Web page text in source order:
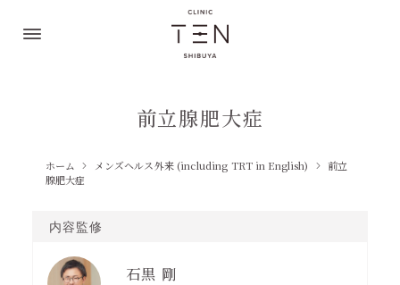
前立腺肥大症
ホーム メンズヘルス外来 (including TRT in English)
前立
腺肥大症
内容監修
石黒 剛